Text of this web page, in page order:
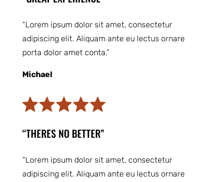
“Lorem ipsum dolor sit amet, consectetur
adipiscing elit. Aliquam ante eu lectus ornare
porta dolor amet conta.”
Michael
“THERES NO BETTER”
“Lorem ipsum dolor sit amet, consectetur
adipiscing elit. Aliquam ante eu lectus ornare